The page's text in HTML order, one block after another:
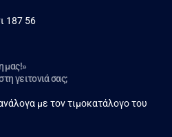
187 56
μας!»
γειτονιά σας;
με τον τιμοκατάλογο του